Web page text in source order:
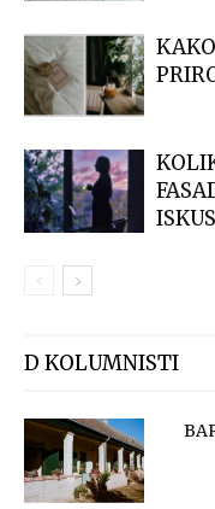
D KOLUMNISTI